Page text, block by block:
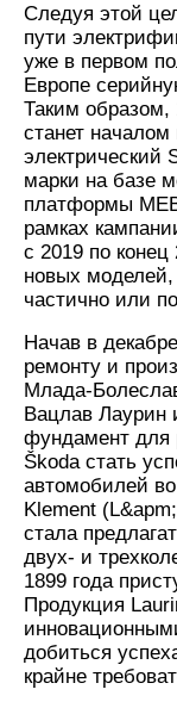
Следуя этой
пути
уже в первом
Европе
Таким
станет
электрический
марки на базе
платформы
рамках
с 2019 по конец
новых
частично или
Начав в
ремонту и
Млада-
Вацлав Лаурин
фундамент для
Škoda стать
автомобилей
Klement
стала
двух- и
1899 года
Продукция
добиться
крайне